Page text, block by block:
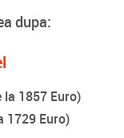
dupa:
la 1857 Euro)
1729 Euro)